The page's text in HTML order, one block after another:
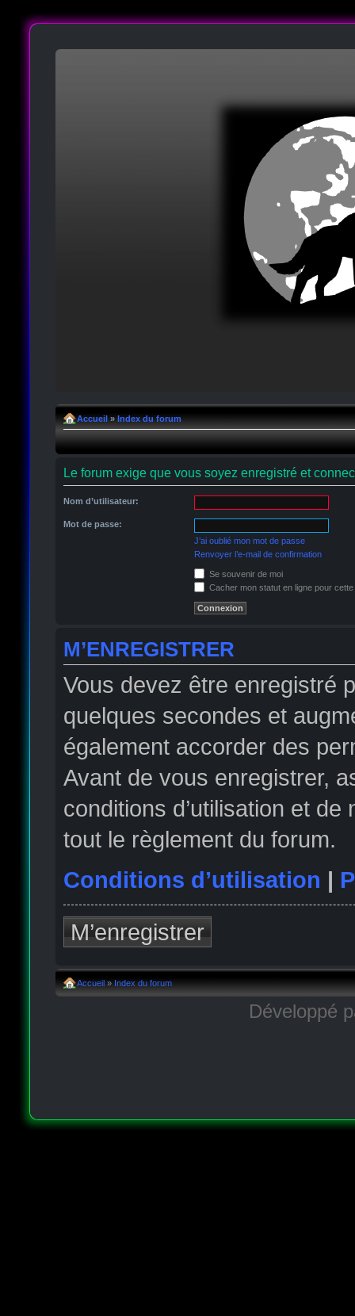
Accueil » Index du forum
Le forum exige que vous soyez enregistré et
Nom d’utilisateur:
Mot de passe:
J’ai oublié mon mot de passe
Renvoyer l’e-mail de confirmation
Se souvenir de moi
Cacher mon statut en ligne pour
M’ENREGISTRER
Vous devez être enregistré
quelques secondes et
également accorder des
Avant de vous enregistrer,
conditions d’utilisation et
tout le règlement du forum.
Conditions d’utilisation |
M’enregistrer
Accueil » Index du forum
Développé